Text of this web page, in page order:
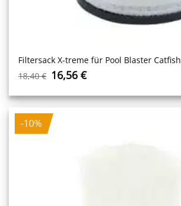
Filtersack X-treme für Pool Blaster Catfish
18,40€ Ursprünglicher
Preis
war:
18,40 €
16,56€Aktueller
ist:
16,56 €.
-10%